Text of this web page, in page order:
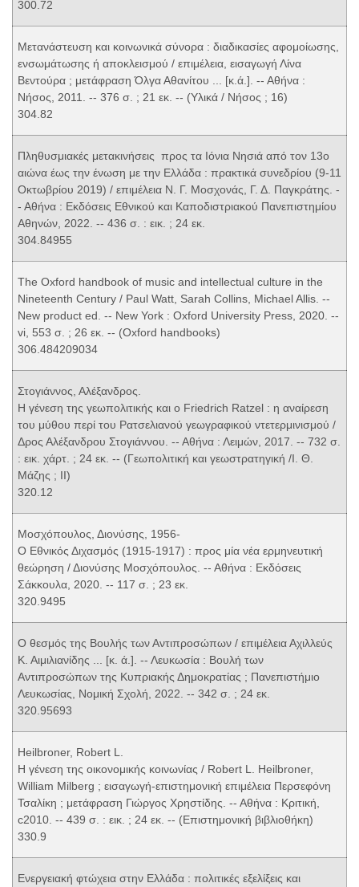
300.72
Μετανάστευση και κοινωνικά σύνορα : διαδικασίες αφομοίωσης,
ενσωμάτωσης ή αποκλεισμού / επιμέλεια, εισαγωγή Λίνα
Βεντούρα ; μετάφραση Όλγα Αθανίτου ... [κ.ά.]. -- Αθήνα :
Νήσος, 2011. -- 376 σ. ; 21 εκ. -- (Υλικά / Νήσος ; 16)
304.82
Πληθυσμιακές μετακινήσεις προς τα Ιόνια Νησιά από τον 13ο
αιώνα έως την ένωση με την Ελλάδα : πρακτικά συνεδρίου (9-11
Οκτωβρίου 2019) / επιμέλεια Ν. Γ. Μοσχονάς, Γ. Δ. Παγκράτης. -
- Αθήνα : Εκδόσεις Εθνικού και Καποδιστριακού Πανεπιστημίου
Αθηνών, 2022. -- 436 σ. : εικ. ; 24 εκ.
304.84955
The Oxford handbook of music and intellectual culture in the
Nineteenth Century / Paul Watt, Sarah Collins, Michael Allis. --
New product ed. -- New York : Oxford University Press, 2020. --
vi, 553 σ. ; 26 εκ. -- (Oxford handbooks)
306.484209034
Στογιάννος, Αλέξανδρος.
Η γένεση της γεωπολιτικής και ο Friedrich Ratzel : η αναίρεση
του μύθου περί του Ρατσελιανού γεωγραφικού ντετερμινισμού /
Δρος Αλέξανδρου Στογιάννου. -- Αθήνα : Λειμών, 2017. -- 732 σ.
: εικ. χάρτ. ; 24 εκ. -- (Γεωπολιτική και γεωστρατηγική /Ι. Θ.
Μάζης ; II)
320.12
Μοσχόπουλος, Διονύσης, 1956-
Ο Εθνικός Διχασμός (1915-1917) : προς μία νέα ερμηνευτική
θεώρηση / Διονύσης Μοσχόπουλος. -- Αθήνα : Εκδόσεις
Σάκκουλα, 2020. -- 117 σ. ; 23 εκ.
320.9495
Ο θεσμός της Βουλής των Αντιπροσώπων / επιμέλεια Αχιλλεύς
Κ. Αιμιλιανίδης ... [κ. ά.]. -- Λευκωσία : Βουλή των
Αντιπροσώπων της Κυπριακής Δημοκρατίας ; Πανεπιστήμιο
Λευκωσίας, Νομική Σχολή, 2022. -- 342 σ. ; 24 εκ.
320.95693
Heilbroner, Robert L.
Η γένεση της οικονομικής κοινωνίας / Robert L. Heilbroner,
William Milberg ; εισαγωγή-επιστημονική επιμέλεια Περσεφόνη
Τσαλίκη ; μετάφραση Γιώργος Χρηστίδης. -- Αθήνα : Κριτική,
c2010. -- 439 σ. : εικ. ; 24 εκ. -- (Επιστημονική βιβλιοθήκη)
330.9
Ενεργειακή φτώχεια στην Ελλάδα : πολιτικές εξελίξεις και